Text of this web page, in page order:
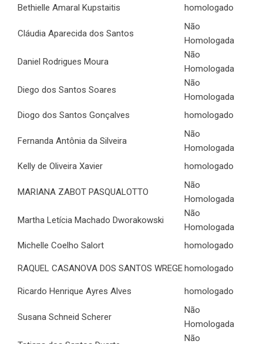
Bethielle Amaral Kupstaitis
homologado
Cláudia Aparecida dos Santos
Não
Homologada
Daniel Rodrigues Moura
Não
Homologada
Diego dos Santos Soares
Não
Homologada
Diogo dos Santos Gonçalves
homologado
Fernanda Antônia da Silveira
Não
Homologada
Kelly de Oliveira Xavier
homologado
MARIANA ZABOT PASQUALOTTO
Não
Homologada
Martha Letícia Machado Dworakowski
Não
Homologada
Michelle Coelho Salort
homologado
RAQUEL CASANOVA DOS SANTOS WREGEhomologado
Ricardo Henrique Ayres Alves homologado
Susana Schneid Scherer
Não
Homologada
Não